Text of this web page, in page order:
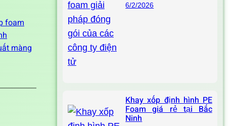
foam
màng
6/2/2026
Khay xốp định hình PE
Foam giá rẻ tại Bắc
Ninh